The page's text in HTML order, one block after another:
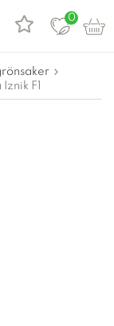
0
F1